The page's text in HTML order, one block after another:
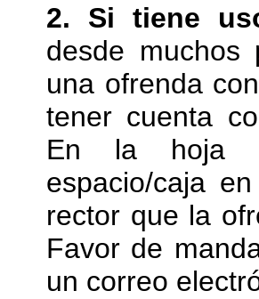
2. Si tiene
desde muchos
una ofrenda
tener cuenta
En la hoja
espacio/caja
rector que la
Favor de
un correo